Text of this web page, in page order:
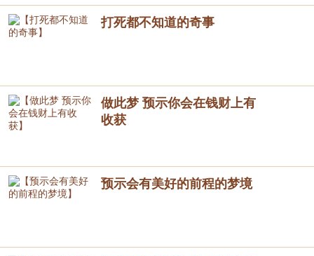
打死都不知道的奇事
做此梦 预示你会在钱财上有
收获
预示会有美好的前程的梦境